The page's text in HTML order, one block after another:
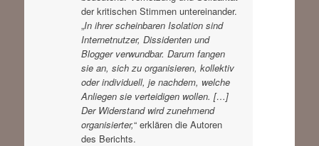
der kritischen Stimmen untereinander.
„In ihrer scheinbaren Isolation sind
Internetnutzer, Dissidenten und
Blogger verwundbar. Darum fangen
sie an, sich zu organisieren, kollektiv
oder individuell, je nachdem, welche
Anliegen sie verteidigen wollen. […]
Der Widerstand wird zunehmend
organisierter,“ erklären die Autoren
des Berichts.